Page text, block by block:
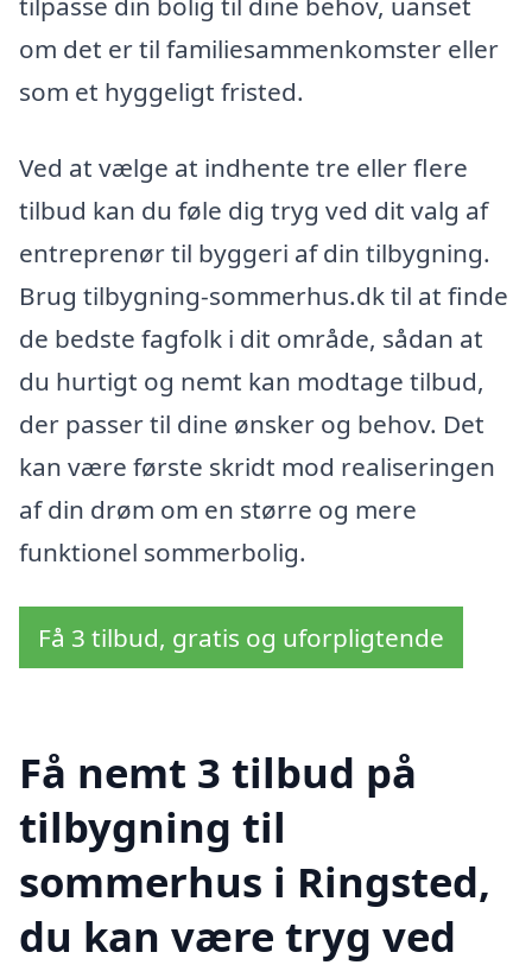
om det er til familiesammenkomster eller
som et hyggeligt fristed.
Ved at vælge at indhente tre eller flere
tilbud kan du føle dig tryg ved dit valg af
entreprenør til byggeri af din tilbygning.
Brug tilbygning-sommerhus.dk til at finde
de bedste fagfolk i dit område, sådan at
du hurtigt og nemt kan modtage tilbud,
der passer til dine ønsker og behov. Det
kan være første skridt mod realiseringen
af din drøm om en større og mere
funktionel sommerbolig.
Få 3 tilbud, gratis og uforpligtende
Få nemt 3 tilbud på
tilbygning til
sommerhus i Ringsted,
du kan være tryg ved